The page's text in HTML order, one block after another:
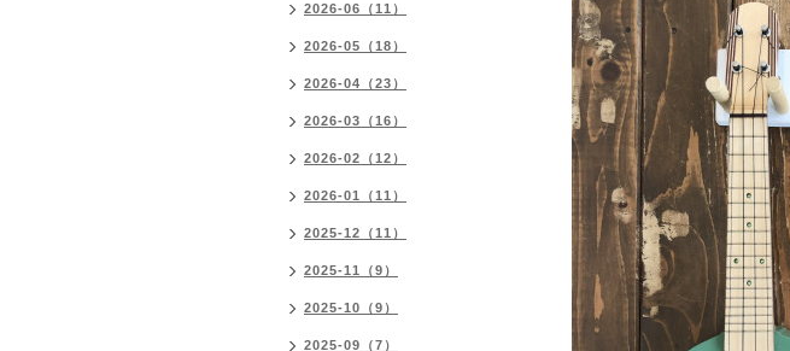
2026-06（11）
2026-05（18）
2026-04（23）
2026-03（16）
2026-02（12）
2026-01（11）
2025-12（11）
2025-11（9）
2025-10（9）
2025-09（7）